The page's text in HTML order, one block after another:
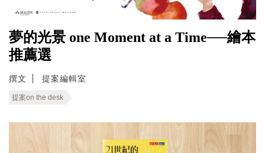
夢的光景 one Moment at a Time──繪本
推薦選
撰文 提案編輯室
提案on the desk